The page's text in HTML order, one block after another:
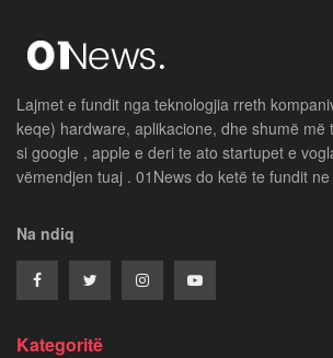
Lajmet e fundit nga teknologjia rreth
keqe) hardware, aplikacione, dhe shumë më
si google , apple e deri te ato startupet e
vëmendjen tuaj . 01News do ketë te fundit
Na ndiq
Kategoritë